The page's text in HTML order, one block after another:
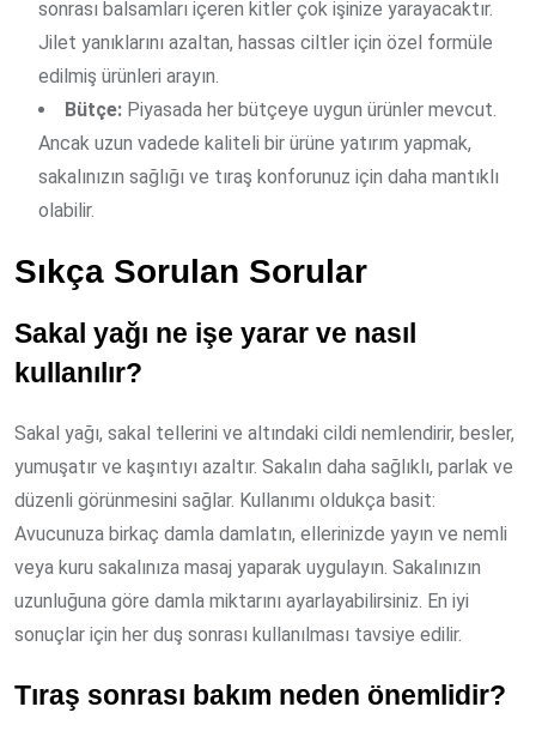
sonrası balsamları içeren kitler çok işinize yarayacaktır.
Jilet yanıklarını azaltan, hassas ciltler için özel formüle
edilmiş ürünleri arayın.
Bütçe: Piyasada her bütçeye uygun ürünler mevcut.
Ancak uzun vadede kaliteli bir ürüne yatırım yapmak,
sakalınızın sağlığı ve tıraş konforunuz için daha mantıklı
olabilir.
Sıkça Sorulan Sorular
Sakal yağı ne işe yarar ve nasıl
kullanılır?
Sakal yağı, sakal tellerini ve altındaki cildi nemlendirir, besler,
yumuşatır ve kaşıntıyı azaltır. Sakalın daha sağlıklı, parlak ve
düzenli görünmesini sağlar. Kullanımı oldukça basit:
Avucunuza birkaç damla damlatın, ellerinizde yayın ve nemli
veya kuru sakalınıza masaj yaparak uygulayın. Sakalınızın
uzunluğuna göre damla miktarını ayarlayabilirsiniz. En iyi
sonuçlar için her duş sonrası kullanılması tavsiye edilir.
Tıraş sonrası bakım neden önemlidir?